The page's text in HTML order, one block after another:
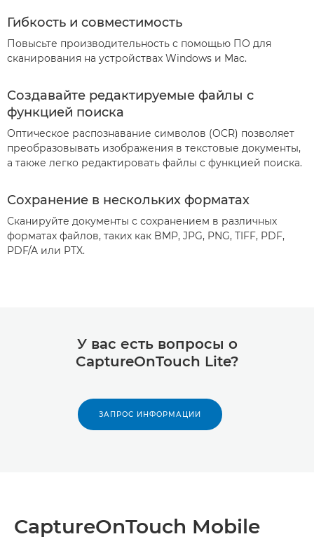
Гибкость и совместимость
Повысьте производительность с помощью ПО для
сканирования на устройствах Windows и Mac.
Создавайте редактируемые файлы с
функцией поиска
Оптическое распознавание символов (OCR) позволяет
преобразовывать изображения в текстовые документы,
а также легко редактировать файлы с функцией поиска.
Сохранение в нескольких форматах
Сканируйте документы с сохранением в различных
форматах файлов, таких как BMP, JPG, PNG, TIFF, PDF,
PDF/A или PTX.
У вас есть вопросы о
CaptureOnTouch Lite?
ЗАПРОС ИНФОРМАЦИИ
CaptureOnTouch Mobile